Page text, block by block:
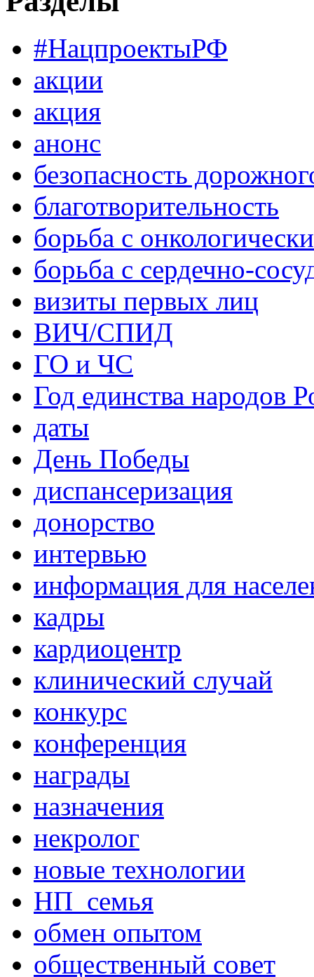
#НацпроектыРФ
акции
акция
анонс
безопасность
благотворительность
борьба с
борьба с сердечно-
визиты первых лиц
ВИЧ/СПИД
ГО и ЧС
Год единства народов
даты
День Победы
диспансеризация
донорство
интервью
информация для
кадры
кардиоцентр
клинический случай
конкурс
конференция
награды
назначения
некролог
новые технологии
НП_семья
обмен опытом
общественный совет